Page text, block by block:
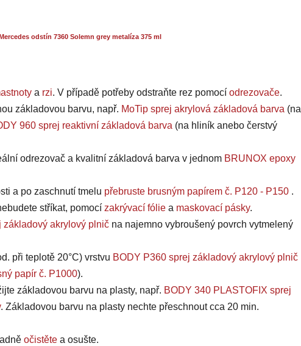
odstín 7360 Solemn grey metalíza 375 ml
a rzi. V případě potřeby odstraňte rez pomocí odrezovače.
základovou barvu, např. MoTip sprej akrylová základová barva (na
960 sprej reaktivní základová barva (na hliník anebo čerstvý
odrezovač a kvalitní základová barva v jednom BRUNOX epoxy
a po zaschnutí tmelu přebruste brusným papírem č. P120 - P150 .
stříkat, pomocí zakrývací fólie a maskovací pásky.
základový akrylový plnič na najemno vybroušený povrch vytmelený
při teplotě 20°C) vrstvu BODY P360 sprej základový akrylový plnič
papír č. P1000).
základovou barvu na plasty, např. BODY 340 PLASTOFIX sprej
. Základovou barvu na plasty nechte přeschnout cca 20 min.
očistěte a osušte.